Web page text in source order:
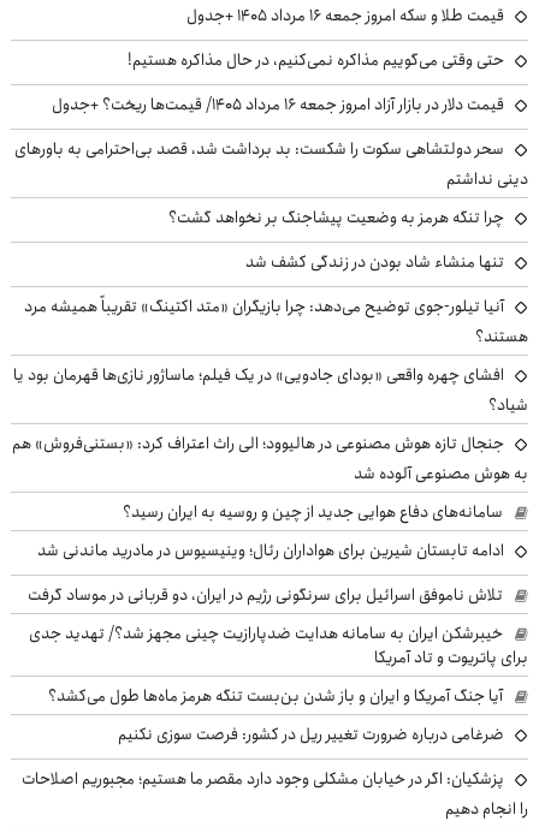
قیمت طلا و سکه امروز جمعه ۱۶ مرداد ۱۴۰۵ +جدول
حتی وقتی می‌گوییم مذاکره نمی‌کنیم، در حال مذاکره هستیم!
قیمت دلار در بازار آزاد امروز جمعه ۱۶ مرداد ۱۴۰۵/ قیمت‌ها ریخت؟ +جدول
سحر دولتشاهی سکوت را شکست: بد برداشت شد، قصد بی‌احترامی به باورهای
دینی نداشتم
چرا تنگه هرمز به وضعیت پیشاجنگ بر نخواهد گشت؟
تنها منشاء شاد بودن در زندگی کشف شد
آنیا تیلور-جوی توضیح می‌دهد: چرا بازیگران «متد اکتینگ» تقریباً همیشه مرد
هستند؟
افشای چهره واقعی «بودای جادویی» در یک فیلم؛ ماساژور نازی‌ها قهرمان بود یا
شیاد؟
جنجال تازه هوش مصنوعی در هالیوود؛ الی راث اعتراف کرد: «بستنی‌فروش» هم
به هوش مصنوعی آلوده شد
سامانه‌های دفاع هوایی جدید از چین و روسیه به ایران رسید؟
ادامه تابستان شیرین برای هواداران رئال؛ وینیسیوس در مادرید ماندنی شد
تلاش ناموفق اسرائیل برای سرنگونی رژیم در ایران، دو قربانی در موساد گرفت
خیبرشکن ایران به سامانه هدایت ضدپارازیت چینی مجهز شد؟/ تهدید جدی
برای پاتریوت و تاد آمریکا
آیا جنگ آمریکا و ایران و باز شدن بن‌بست تنگه هرمز ماه‌ها طول می‌کشد؟
ضرغامی درباره ضرورت تغییر ریل در کشور: فرصت سوزی نکنیم
پزشکیان: اگر در خیابان مشکلی وجود دارد مقصر ما هستیم؛ مجبوریم اصلاحات
را انجام دهیم